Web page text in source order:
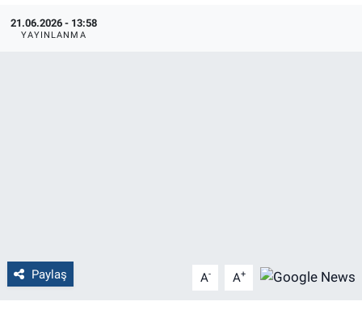
21.06.2026 - 13:58
YAYINLANMA
Paylaş A- A+